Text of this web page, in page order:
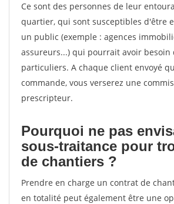
Ce sont des personnes de leur
quartier, qui sont susceptibles d'être
un public (exemple : agences
assureurs...) qui pourrait avoir besoin
particuliers. A chaque client envoyé
commande, vous verserez une
prescripteur.
Pourquoi ne pas
sous-traitance pour
de chantiers ?
Prendre en charge un contrat de
en totalité peut également être une